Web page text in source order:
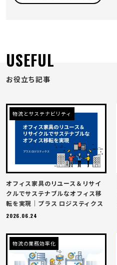
USEFUL
お役立ち記事
物流とサステナビリティ
オフィス家具のリユース＆リサイ
クルでサステナブルなオフィス移
転を実現｜プラス ロジスティクス
2026.06.24
物流の業務効率化